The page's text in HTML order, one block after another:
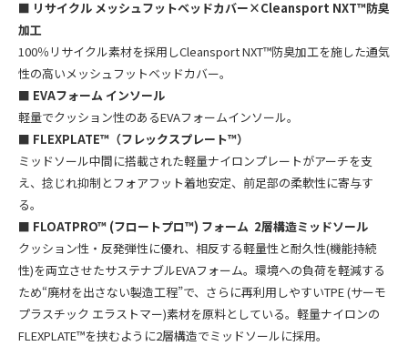
■ リサイクル メッシュフットベッドカバー×Cleansport NXT™防臭
加工
100％リサイクル素材を採用しCleansport NXT™防臭加工を施した通気
性の高いメッシュフットベッドカバー。
■ EVAフォーム インソール
軽量でクッション性のあるEVAフォームインソール。
■ FLEXPLATE™（フレックスプレート™）
ミッドソール中間に搭載された軽量ナイロンプレートがアーチを支
え、捻じれ抑制とフォアフット着地安定、前足部の柔軟性に寄与す
る。
■ FLOATPRO™ (フロートプロ™) フォーム 2層構造ミッドソール
クッション性・反発弾性に優れ、相反する軽量性と耐久性(機能持続
性)を両立させたサステナブルEVAフォーム。環境への負荷を軽減する
ため“廃材を出さない製造工程”で、さらに再利用しやすいTPE (サーモ
プラスチック エラストマー)素材を原料としている。軽量ナイロンの
FLEXPLATE™を挟むように2層構造でミッドソールに採用。